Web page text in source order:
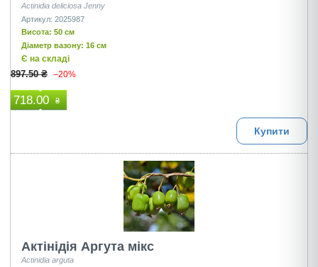
Actinidia deliciosa Jenny
Артикул: 2025987
Висота: 50 см
Діаметр вазону: 16 см
Є на складі
897.50 ₴ –20%
718.00 ₴
Купити
Актінідія Аргута мікс
Actinidia arguta